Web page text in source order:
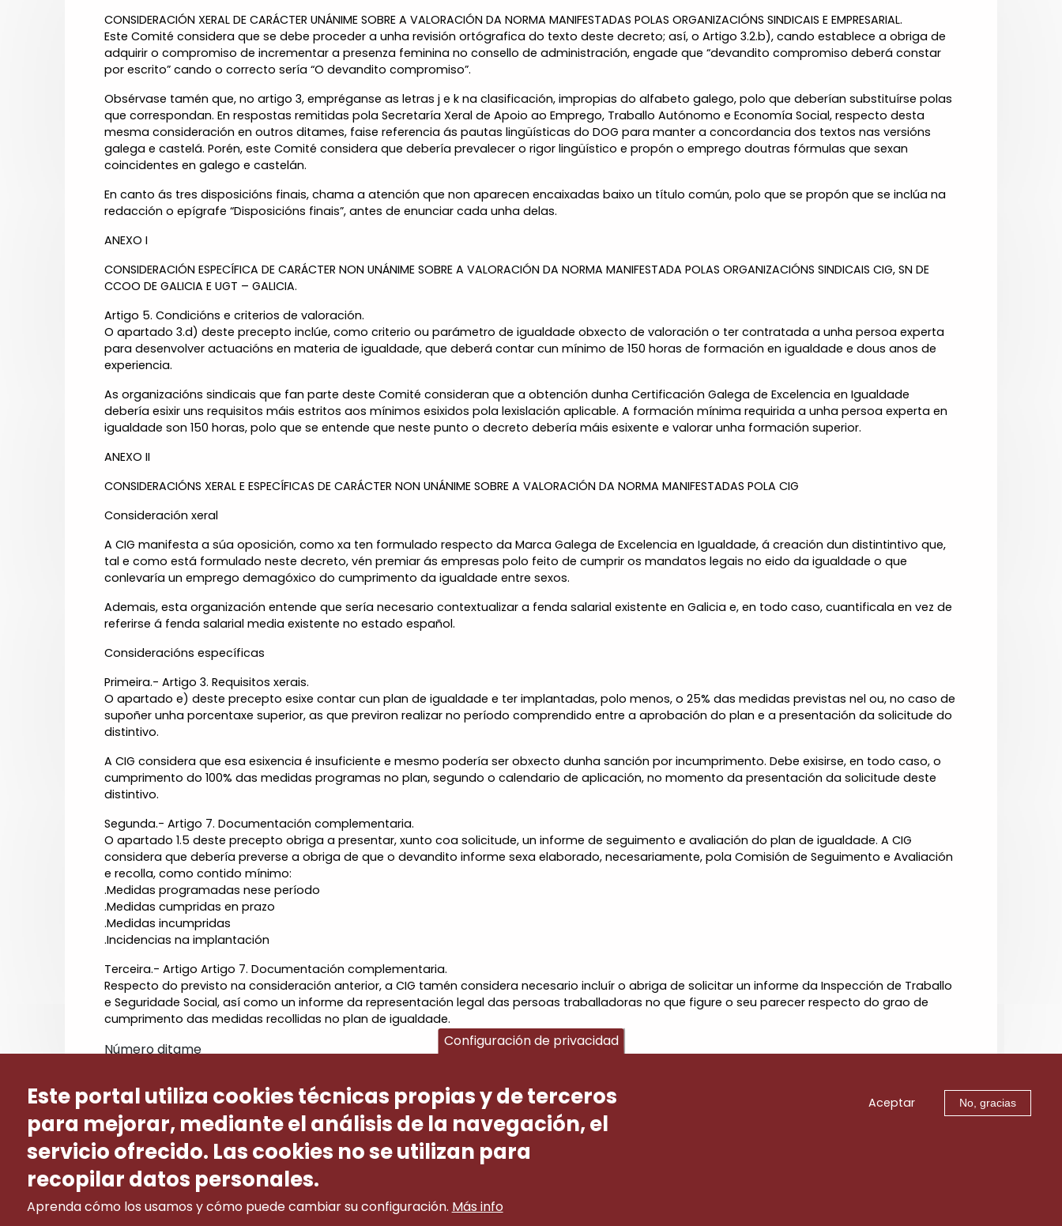
CONSIDERACIÓN XERAL DE CARÁCTER UNÁNIME SOBRE A VALORACIÓN DA NORMA MANIFESTADAS POLAS ORGANIZACIÓNS SINDICAIS E EMPRESARIAL.
Este Comité considera que se debe proceder a unha revisión ortógrafica do texto deste decreto; así, o Artigo 3.2.b), cando establece a obriga de
adquirir o compromiso de incrementar a presenza feminina no consello de administración, engade que “devandito compromiso deberá constar
por escrito” cando o correcto sería “O devandito compromiso”.
Obsérvase tamén que, no artigo 3, empréganse as letras j e k na clasificación, impropias do alfabeto galego, polo que deberían substituírse polas
que correspondan. En respostas remitidas pola Secretaría Xeral de Apoio ao Emprego, Traballo Autónomo e Economía Social, respecto desta
mesma consideración en outros ditames, faise referencia ás pautas lingüísticas do DOG para manter a concordancia dos textos nas versións
galega e castelá. Porén, este Comité considera que debería prevalecer o rigor lingüístico e propón o emprego doutras fórmulas que sexan
coincidentes en galego e castelán.
En canto ás tres disposicións finais, chama a atención que non aparecen encaixadas baixo un título común, polo que se propón que se inclúa na
redacción o epígrafe “Disposicións finais”, antes de enunciar cada unha delas.
ANEXO I
CONSIDERACIÓN ESPECÍFICA DE CARÁCTER NON UNÁNIME SOBRE A VALORACIÓN DA NORMA MANIFESTADA POLAS ORGANIZACIÓNS SINDICAIS CIG, SN DE
CCOO DE GALICIA E UGT – GALICIA.
Artigo 5. Condicións e criterios de valoración.
O apartado 3.d) deste precepto inclúe, como criterio ou parámetro de igualdade obxecto de valoración o ter contratada a unha persoa experta
para desenvolver actuacións en materia de igualdade, que deberá contar cun mínimo de 150 horas de formación en igualdade e dous anos de
experiencia.
As organizacións sindicais que fan parte deste Comité consideran que a obtención dunha Certificación Galega de Excelencia en Igualdade
debería esixir uns requisitos máis estritos aos mínimos esixidos pola lexislación aplicable. A formación mínima requirida a unha persoa experta en
igualdade son 150 horas, polo que se entende que neste punto o decreto debería máis esixente e valorar unha formación superior.
ANEXO II
CONSIDERACIÓNS XERAL E ESPECÍFICAS DE CARÁCTER NON UNÁNIME SOBRE A VALORACIÓN DA NORMA MANIFESTADAS POLA CIG
Consideración xeral
A CIG manifesta a súa oposición, como xa ten formulado respecto da Marca Galega de Excelencia en Igualdade, á creación dun distintintivo que,
tal e como está formulado neste decreto, vén premiar ás empresas polo feito de cumprir os mandatos legais no eido da igualdade o que
conlevaría un emprego demagóxico do cumprimento da igualdade entre sexos.
Ademais, esta organización entende que sería necesario contextualizar a fenda salarial existente en Galicia e, en todo caso, cuantificala en vez de
referirse á fenda salarial media existente no estado español.
Consideracións específicas
Primeira.- Artigo 3. Requisitos xerais.
O apartado e) deste precepto esixe contar cun plan de igualdade e ter implantadas, polo menos, o 25% das medidas previstas nel ou, no caso de
supoñer unha porcentaxe superior, as que previron realizar no período comprendido entre a aprobación do plan e a presentación da solicitude do
distintivo.
A CIG considera que esa esixencia é insuficiente e mesmo podería ser obxecto dunha sanción por incumprimento. Debe exisirse, en todo caso, o
cumprimento do 100% das medidas programas no plan, segundo o calendario de aplicación, no momento da presentación da solicitude deste
distintivo.
Segunda.- Artigo 7. Documentación complementaria.
O apartado 1.5 deste precepto obriga a presentar, xunto coa solicitude, un informe de seguimento e avaliación do plan de igualdade. A CIG
considera que debería preverse a obriga de que o devandito informe sexa elaborado, necesariamente, pola Comisión de Seguimento e Avaliación
e recolla, como contido mínimo:
.Medidas programadas nese período
.Medidas cumpridas en prazo
.Medidas incumpridas
.Incidencias na implantación
Terceira.- Artigo Artigo 7. Documentación complementaria.
Respecto do previsto na consideración anterior, a CIG tamén considera necesario incluír o abriga de solicitar un informe da Inspección de Traballo
e Seguridade Social, así como un informe da representación legal das persoas traballadoras no que figure o seu parecer respecto do grao de
cumprimento das medidas recollidas no plan de igualdade.
Número ditame
Configuración de privacidad
Este portal utiliza cookies técnicas propias y de terceros
para mejorar, mediante el análisis de la navegación, el
servicio ofrecido. Las cookies no se utilizan para
recopilar datos personales.
Aprenda cómo los usamos y cómo puede cambiar su configuración. Más info
Aceptar No, gracias